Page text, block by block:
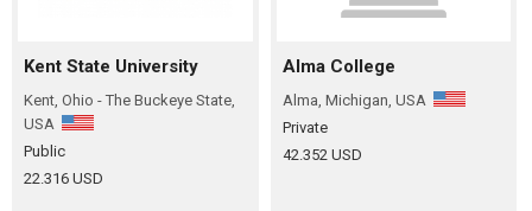
Kent State University
Kent, Ohio - The Buckeye State,
USA
Public
22.316 USD
Alma College
Alma, Michigan, USA
Private
42.352 USD